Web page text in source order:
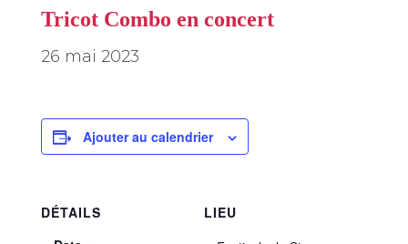
Tricot Combo en concert
26 mai 2023
Ajouter au calendrier
DÉTAILS
LIEU